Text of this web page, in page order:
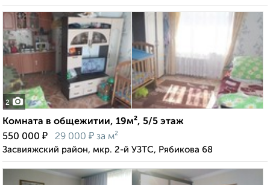
2
Комната в общежитии, 19м², 5/5 этаж
550 000 ₽ 29 000 ₽ за м²
Засвияжский район, мкр. 2-й УЗТС, Рябикова 68